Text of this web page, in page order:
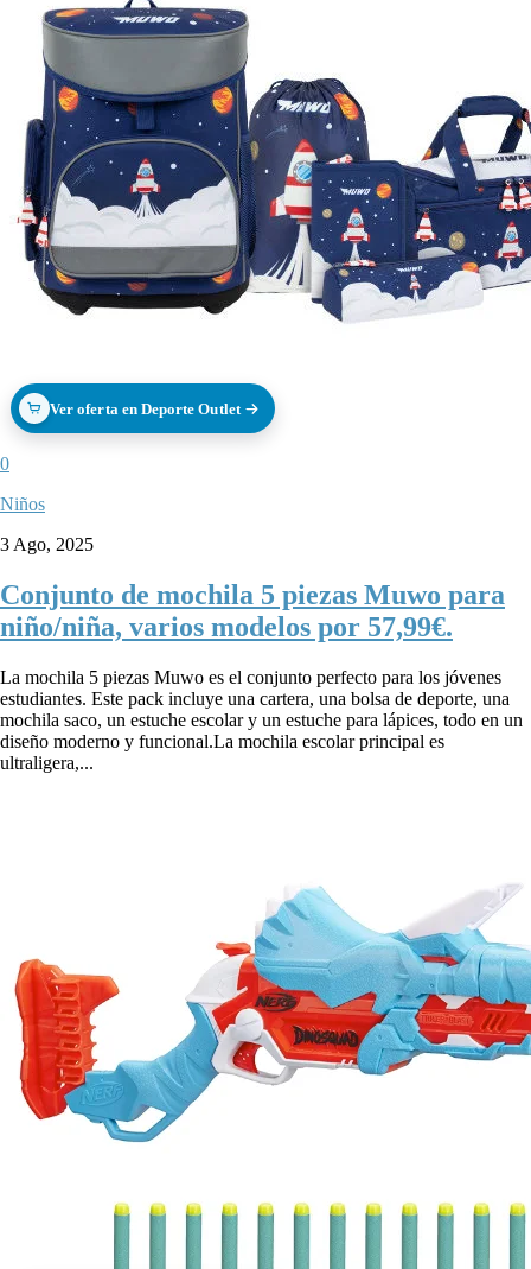
Ver oferta en Deporte Outlet
0
Niños
3 Ago, 2025
Conjunto de mochila 5 piezas Muwo para
niño/niña, varios modelos por 57,99€.
La mochila 5 piezas Muwo es el conjunto perfecto para los jóvenes
estudiantes. Este pack incluye una cartera, una bolsa de deporte, una
mochila saco, un estuche escolar y un estuche para lápices, todo en un
diseño moderno y funcional.La mochila escolar principal es
ultraligera,...